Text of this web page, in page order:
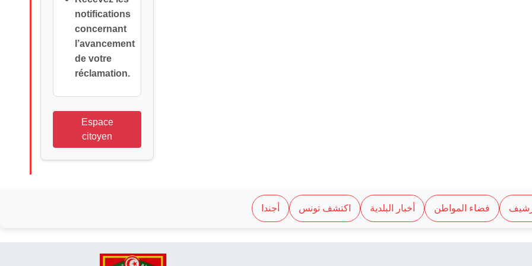
notifications
concernant
l’avancement
de votre
réclamation.
Espace
citoyen
أجندا اكتشف تونس أخبار البلدية فضاء المواطن